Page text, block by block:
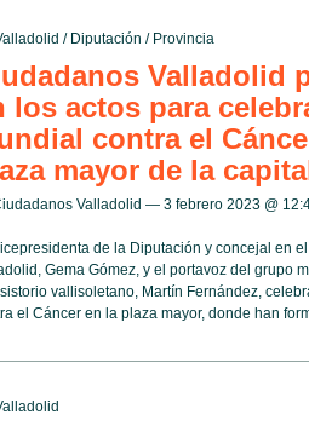
/ Diputación / Provincia
Valladolid
los actos para
contra el
mayor de la
Valladolid — 3 febrero 2023 @
de la Diputación y concejal en el
Gema Gómez, y el portavoz del grupo
vallisoletano, Martín Fernández,
el Cáncer en la plaza mayor, donde han